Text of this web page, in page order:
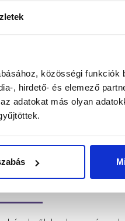
közösségi funkciók
, hirdető- és elemező
adatokat más olyan
EMAILBEN